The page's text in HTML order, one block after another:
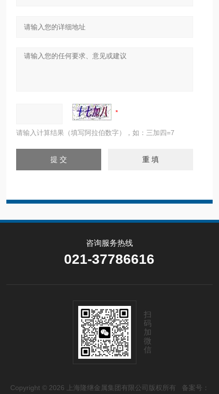
请输入计算结果（填写阿拉伯数字），如：三加四=7
咨询服务热线
021-37786616
扫
码
加
微
信
Copyright © 2026 上海隆继金属集团有限公司版权所有 备案号：